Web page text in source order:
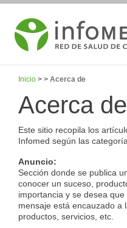
Inicio > > Acerca de
Acerca de
Este sitio recopila los
Infomed según las
Anuncio:
Sección donde se publica
conocer un suceso,
importancia y se desea
mensaje está encauzado a
productos, servicios, etc.